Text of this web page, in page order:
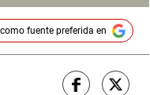
fuente preferida en